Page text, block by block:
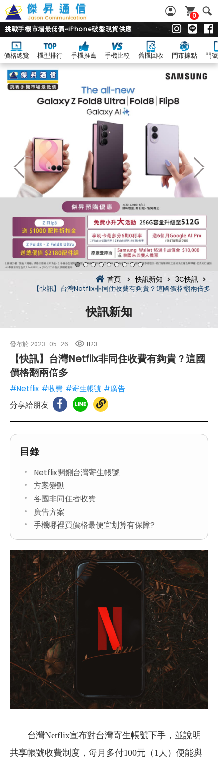
0
挑戰手機市場最低價~iPhone破盤現貨供應
價格總覽 機型排行 手機推薦 手機比較 舊機回收 門市據點 門
首頁 快訊新知
3C快訊
【快訊】台灣Netflix非同住收費有夠貴？這國價格翻兩倍多
快訊新知
發布於 2023-05-26 1123
【快訊】台灣Netflix非同住收費有夠貴？這國
價格翻兩倍多
#Netflix #收費 #寄生帳號 #廣告
分享給朋友
目錄
Netflix開鍘台灣寄生帳號
方案變動
各國非同住者收費
廣告方案
手機哪裡買價格最便宜划算有保障?
台灣Netflix宣布對台灣寄生帳號下手，並說明
共享帳號收費制度，每月多付100元（1人）便能與